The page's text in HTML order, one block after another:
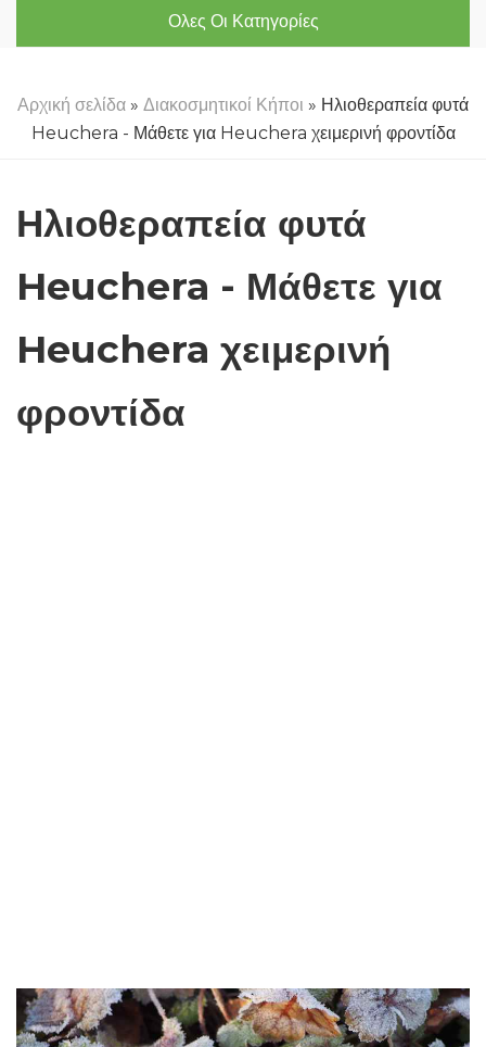
Ολες Οι Κατηγορίες
Αρχική σελίδα » Διακοσμητικοί Κήποι » Ηλιοθεραπεία φυτά
Heuchera - Μάθετε για Heuchera χειμερινή φροντίδα
Ηλιοθεραπεία φυτά
Heuchera - Μάθετε για
Heuchera χειμερινή
φροντίδα